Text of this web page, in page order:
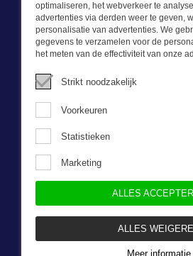
Wat we doen
Deze webshop is onderdeel van BEVAZET
sinds 1983 bedrijfskleding aan grote en
We hebben een eigen winkel/showroom in
bieden we kwalitatief goede en sterke
scherpe prijs. Onze service is snel, we zijn
eigen ontwerpster. Neem gerust contact met
optimaliseren, het webverkeer te
advertenties via derden weer te geven,
personalisatie van advertenties. We
gegevens te verzamelen voor de
het meten van de effectiviteit van onze
Strikt noodzakelijk
Voorkeuren
Statistieken
Marketing
ALLES
ALLES
Meer informatie